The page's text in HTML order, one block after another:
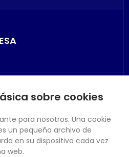
sobre cookies
para nosotros. Una cookie
un pequeño archivo de
en su dispositivo cada vez
web.